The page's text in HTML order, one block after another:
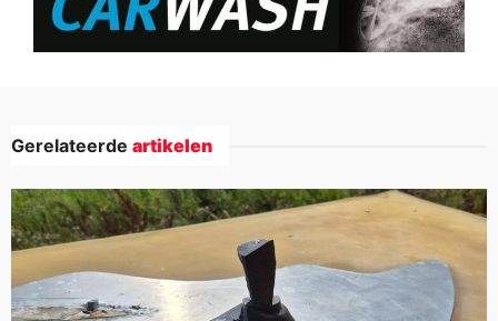
Gerelateerde artikelen